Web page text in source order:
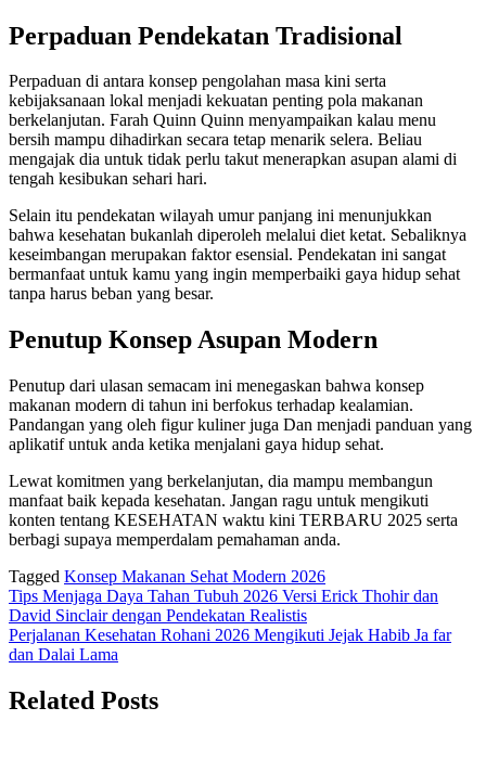
Perpaduan Pendekatan Tradisional
Perpaduan di antara konsep pengolahan masa kini serta
kebijaksanaan lokal menjadi kekuatan penting pola makanan
berkelanjutan. Farah Quinn Quinn menyampaikan kalau menu
bersih mampu dihadirkan secara tetap menarik selera. Beliau
mengajak dia untuk tidak perlu takut menerapkan asupan alami di
tengah kesibukan sehari hari.
Selain itu pendekatan wilayah umur panjang ini menunjukkan
bahwa kesehatan bukanlah diperoleh melalui diet ketat. Sebaliknya
keseimbangan merupakan faktor esensial. Pendekatan ini sangat
bermanfaat untuk kamu yang ingin memperbaiki gaya hidup sehat
tanpa harus beban yang besar.
Penutup Konsep Asupan Modern
Penutup dari ulasan semacam ini menegaskan bahwa konsep
makanan modern di tahun ini berfokus terhadap kealamian.
Pandangan yang oleh figur kuliner juga Dan menjadi panduan yang
aplikatif untuk anda ketika menjalani gaya hidup sehat.
Lewat komitmen yang berkelanjutan, dia mampu membangun
manfaat baik kepada kesehatan. Jangan ragu untuk mengikuti
konten tentang KESEHATAN waktu kini TERBARU 2025 serta
berbagi supaya memperdalam pemahaman anda.
Tagged Konsep Makanan Sehat Modern 2026
Navigasi
pos
Tips Menjaga Daya Tahan Tubuh 2026 Versi Erick Thohir dan
David Sinclair dengan Pendekatan Realistis
Perjalanan Kesehatan Rohani 2026 Mengikuti Jejak Habib Ja far
dan Dalai Lama
Related Posts